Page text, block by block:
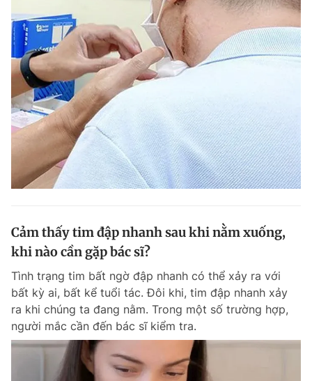
Cảm thấy tim đập nhanh sau khi nằm xuống,
khi nào cần gặp bác sĩ?
Tình trạng tim bất ngờ đập nhanh có thể xảy ra với
bất kỳ ai, bất kể tuổi tác. Đôi khi, tim đập nhanh xảy
ra khi chúng ta đang nằm. Trong một số trường hợp,
người mắc cần đến bác sĩ kiểm tra.